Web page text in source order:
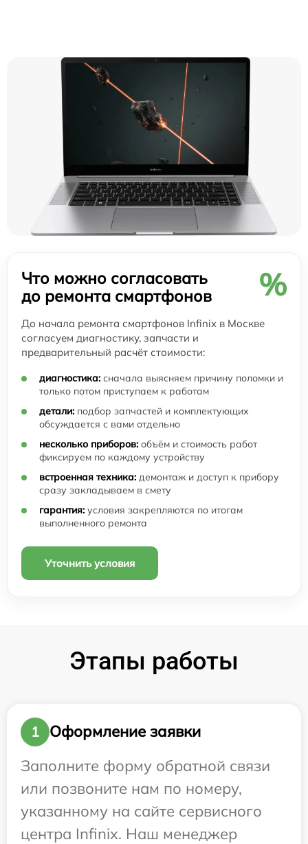
Что можно согласовать
до ремонта смартфонов
%
До начала ремонта смартфонов Infinix в Москве
согласуем диагностику, запчасти и
предварительный расчёт стоимости:
диагностика: сначала выясняем причину поломки и
только потом приступаем к работам
детали: подбор запчастей и комплектующих
обсуждается с вами отдельно
несколько приборов: объём и стоимость работ
фиксируем по каждому устройству
встроенная техника: демонтаж и доступ к прибору
сразу закладываем в смету
гарантия: условия закрепляются по итогам
выполненного ремонта
Уточнить условия
Этапы работы
1
Оформление заявки
Заполните форму обратной связи
или позвоните нам по номеру,
указанному на сайте сервисного
центра Infinix. Наш менеджер